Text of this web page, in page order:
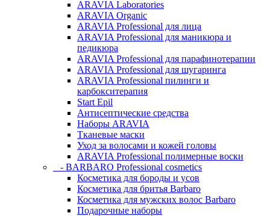
ARAVIA Laboratories
ARAVIA Organic
ARAVIA Professional для лица
ARAVIA Professional для маникюра и
педикюра
ARAVIA Professional для парафинотерапии
ARAVIA Professional для шугаринга
ARAVIA Professional пилинги и
карбокситерапия
Start Epil
Антисептические средства
Наборы ARAVIA
Тканевые маски
Уход за волосами и кожей головы
ARAVIA Professional полимерные воски
- BARBARO Professional cosmetics
Косметика для бороды и усов
Косметика для бритья Barbaro
Косметика для мужских волос Barbaro
Подарочные наборы